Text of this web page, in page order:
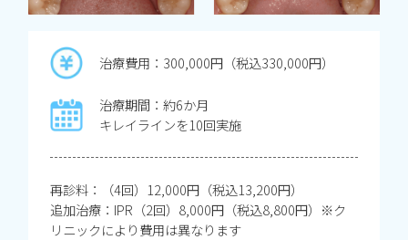
治療費用：300,000円（税込330,000円）
治療期間：約6か月
キレイラインを10回実施
再診料：（4回）12,000円（税込13,200円）
追加治療：IPR（2回）8,000円（税込8,800円）※ク
リニックにより費用は異なります